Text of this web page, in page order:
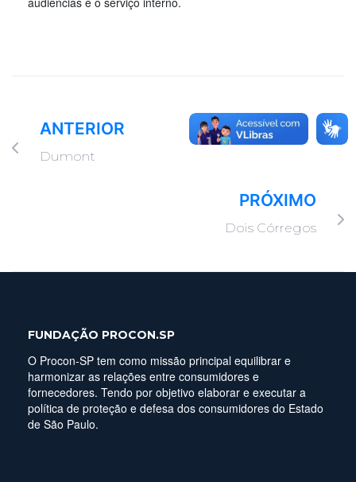
ANTERIOR
Dumont
PRÓXIMO
Dois Córregos
FUNDAÇÃO PROCON.SP
O Procon-SP tem como missão principal equilibrar e
harmonizar as relações entre consumidores e
fornecedores. Tendo por objetivo elaborar e executar a
política de proteção e defesa dos consumidores do Estado
de São Paulo.